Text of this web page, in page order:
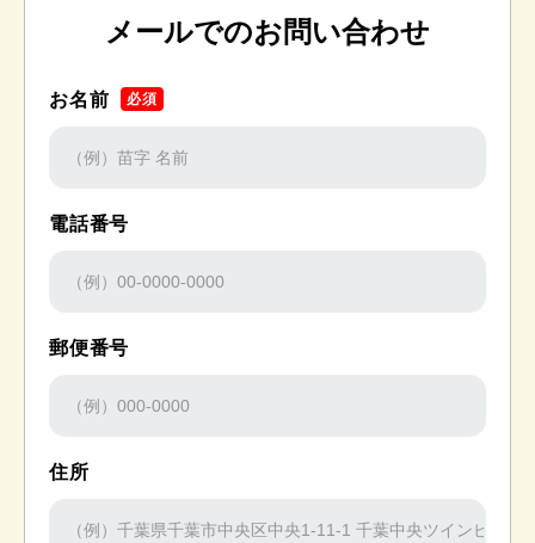
メールでのお問い合わせ
お名前 必須
電話番号
郵便番号
住所